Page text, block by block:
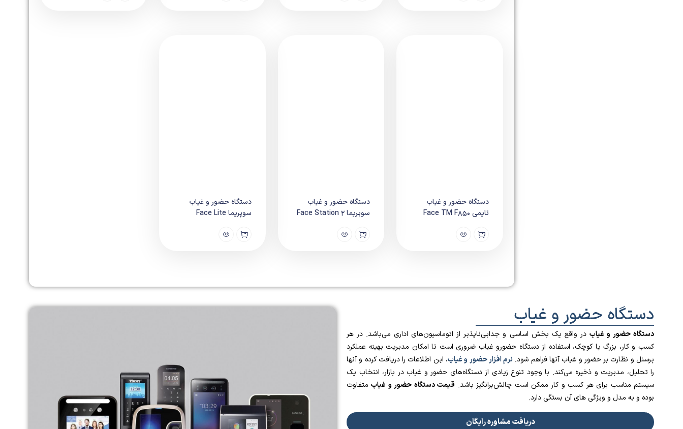
دستگاه حضور و غیاب
تایمی Face TM F850
دستگاه حضور و غیاب
سوپریما Face Station 2
دستگاه حضور و غیاب
سوپریما Face Lite
دستگاه حضور و غیاب
دستگاه حضور و غیاب در واقع یک بخش اساسی و جدایی‌ناپذیر از اتوماسیون‌های اداری می‌باشد. در هر
کسب و کار، بزرگ یا کوچک، استفاده از دستگاه حضورو غیاب ضروری است تا امکان مدیریت بهینه عملکرد
پرسنل و نظارت بر حضور و غیاب آنها فراهم شود. نرم‌ افزار حضور و غیاب، این اطلاعات را دریافت کرده و آنها
را تحلیل، مدیریت و ذخیره می‌کند. با وجود تنوع زیادی از دستگاه‌های حضور و غیاب در بازار، انتخاب یک
سیستم مناسب برای هر کسب و کار ممکن است چالش‌برانگیز باشد. قیمت دستگاه حضور و غیابمتفاوت
بوده و به مدل و ویژگی های آن بستگی دارد.
دریافت مشاوره رایگان